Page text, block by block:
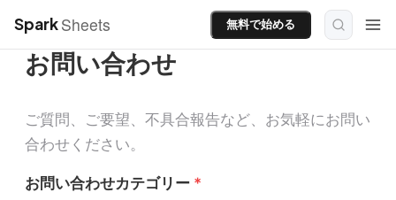
SparkSheets 無料で始める
お問い合わせ
ご質問、ご要望、不具合報告など、お気軽にお問い
合わせください。
お問い合わせカテゴリー *